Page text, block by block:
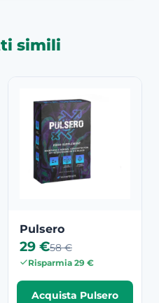
simili
Pulsero
29 €58 €
Risparmia 29 €
Acquista Pulsero